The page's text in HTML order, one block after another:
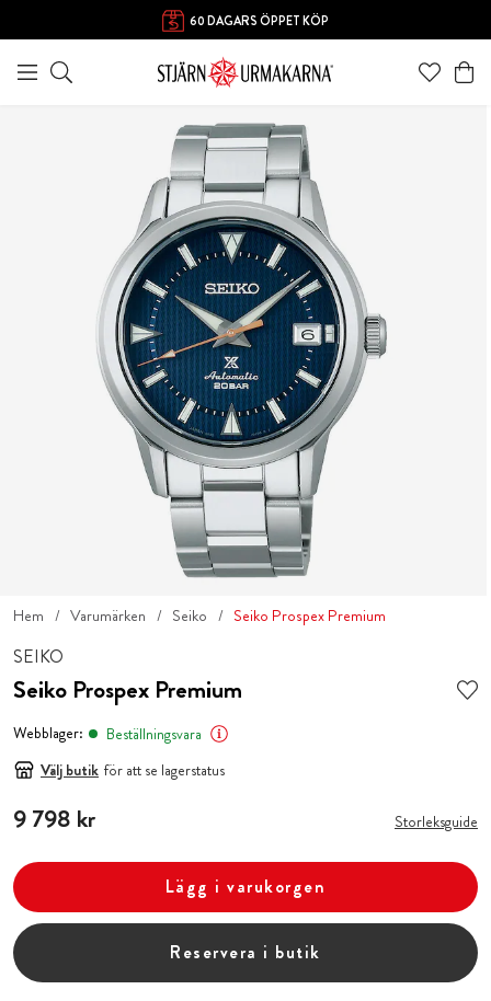
60 DAGARS ÖPPET KÖP
Hem Varumärken Seiko Seiko Prospex Premium
SEIKO
Seiko Prospex Premium
Webblager:
Beställningsvara
Välj butik för att se lagerstatus
Pris:9 798 kr
9 798 kr Storleksguide
Lägg i varukorgen
Reservera i butik